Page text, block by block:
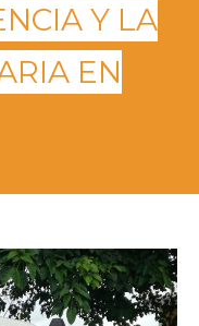
Y LA
EN